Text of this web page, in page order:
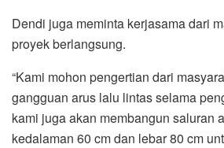
Dendi juga meminta kerjasama dari
proyek berlangsung.
“Kami mohon pengertian dari
gangguan arus lalu lintas selama
kami juga akan membangun saluran
kedalaman 60 cm dan lebar 80 cm